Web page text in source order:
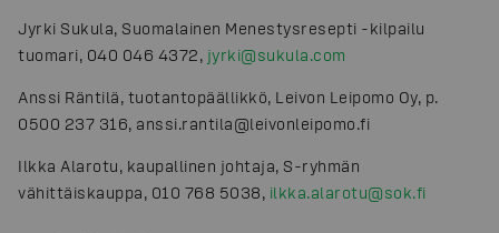
Jyrki Sukula, Suomalainen Menestysresepti -kilpailu
tuomari, 040 046 4372, jyrki@sukula.com
Anssi Räntilä, tuotantopäällikkö, Leivon Leipomo Oy, p.
0500 237 316, anssi.rantila@leivonleipomo.fi
Ilkka Alarotu, kaupallinen johtaja, S-ryhmän
vähittäiskauppa, 010 768 5038, ilkka.alarotu@sok.fi